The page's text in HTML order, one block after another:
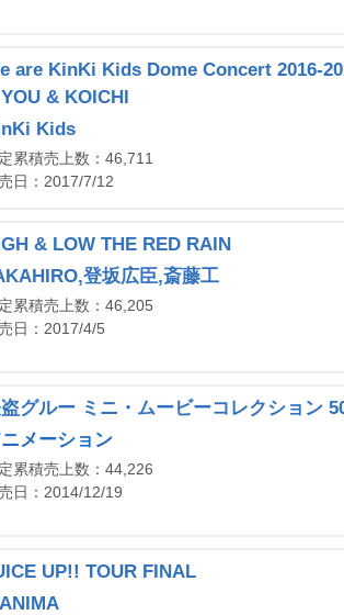
are KinKi Kids Dome Concert 2016-
& KOICHI
Kids
累積売上数：46,711
日：2017/7/12
& LOW THE RED RAIN
登坂広臣,斎藤工
累積売上数：46,205
日：2017/4/5
グルー ミニ・ムービーコレクション
メーション
累積売上数：44,226
日：2014/12/19
UP!! TOUR FINAL